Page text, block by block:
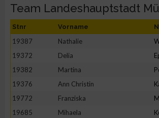
Team Landeshauptstadt
Stnr Vorname
19387 Nathalie
19372
Delia
19382
Martina
19376
Ann Christin
19772
Franziska
19685
Mihaela